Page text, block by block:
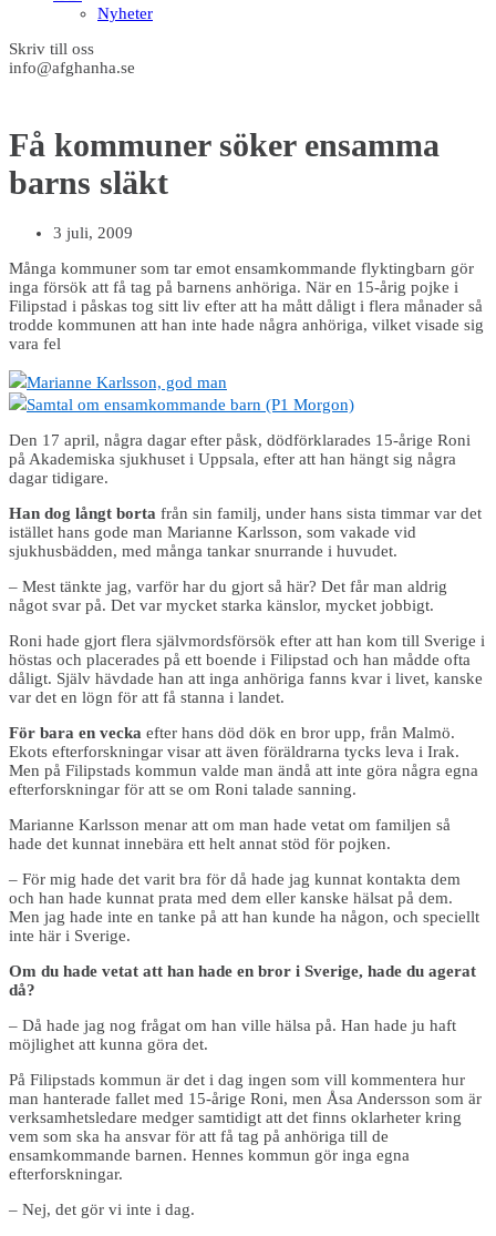
Nyheter
Skriv till oss
info@afghanha.se
Få kommuner söker ensamma
barns släkt
3 juli, 2009
Många kommuner som tar emot ensamkommande flyktingbarn gör
inga försök att få tag på barnens anhöriga. När en 15-årig pojke i
Filipstad i påskas tog sitt liv efter att ha mått dåligt i flera månader så
trodde kommunen att han inte hade några anhöriga, vilket visade sig
vara fel
Marianne Karlsson, god man
Samtal om ensamkommande barn (P1 Morgon)
Den 17 april, några dagar efter påsk, dödförklarades 15-årige Roni
på Akademiska sjukhuset i Uppsala, efter att han hängt sig några
dagar tidigare.
Han dog långt borta från sin familj, under hans sista timmar var det
istället hans gode man Marianne Karlsson, som vakade vid
sjukhusbädden, med många tankar snurrande i huvudet.
– Mest tänkte jag, varför har du gjort så här? Det får man aldrig
något svar på. Det var mycket starka känslor, mycket jobbigt.
Roni hade gjort flera självmordsförsök efter att han kom till Sverige i
höstas och placerades på ett boende i Filipstad och han mådde ofta
dåligt. Själv hävdade han att inga anhöriga fanns kvar i livet, kanske
var det en lögn för att få stanna i landet.
För bara en vecka efter hans död dök en bror upp, från Malmö.
Ekots efterforskningar visar att även föräldrarna tycks leva i Irak.
Men på Filipstads kommun valde man ändå att inte göra några egna
efterforskningar för att se om Roni talade sanning.
Marianne Karlsson menar att om man hade vetat om familjen så
hade det kunnat innebära ett helt annat stöd för pojken.
– För mig hade det varit bra för då hade jag kunnat kontakta dem
och han hade kunnat prata med dem eller kanske hälsat på dem.
Men jag hade inte en tanke på att han kunde ha någon, och speciellt
inte här i Sverige.
Om du hade vetat att han hade en bror i Sverige, hade du agerat
då?
– Då hade jag nog frågat om han ville hälsa på. Han hade ju haft
möjlighet att kunna göra det.
På Filipstads kommun är det i dag ingen som vill kommentera hur
man hanterade fallet med 15-årige Roni, men Åsa Andersson som är
verksamhetsledare medger samtidigt att det finns oklarheter kring
vem som ska ha ansvar för att få tag på anhöriga till de
ensamkommande barnen. Hennes kommun gör inga egna
efterforskningar.
– Nej, det gör vi inte i dag.